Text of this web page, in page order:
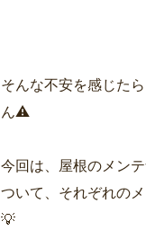
そんな不安を感じた
ん⚠️
今回は、屋根のメン
ついて、それぞれの
💡